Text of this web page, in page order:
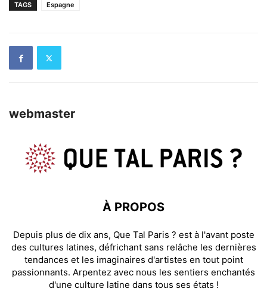
TAGS Espagne
webmaster
À PROPOS
Depuis plus de dix ans, Que Tal Paris ? est à l'avant poste
des cultures latines, défrichant sans relâche les dernières
tendances et les imaginaires d'artistes en tout point
passionnants. Arpentez avec nous les sentiers enchantés
d'une culture latine dans tous ses états !